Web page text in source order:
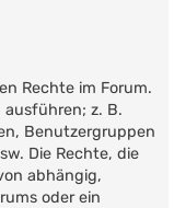
Rechte im Forum.
ausführen; z. B.
Benutzergruppen
Die Rechte, die
abhängig,
oder ein